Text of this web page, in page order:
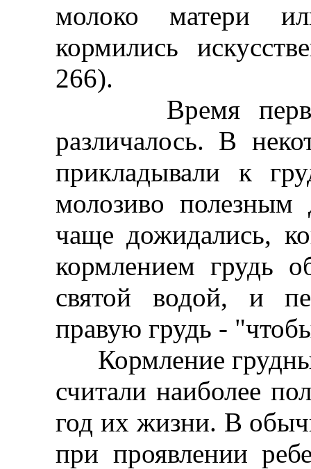
молоко матери
кормились
266).
Время первого
различалось. В
прикладывали к
молозиво
чаще дожидались,
кормлением грудь
святой водой, и
правую грудь -
Кормление
считали наиболее
год их жизни. В
при проявлении